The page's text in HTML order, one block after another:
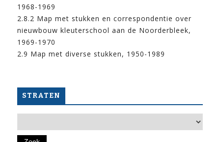
1968-1969
2.8.2 Map met stukken en correspondentie over
nieuwbouw kleuterschool aan de Noorderbleek,
1969-1970
2.9 Map met diverse stukken, 1950-1989
STRATEN